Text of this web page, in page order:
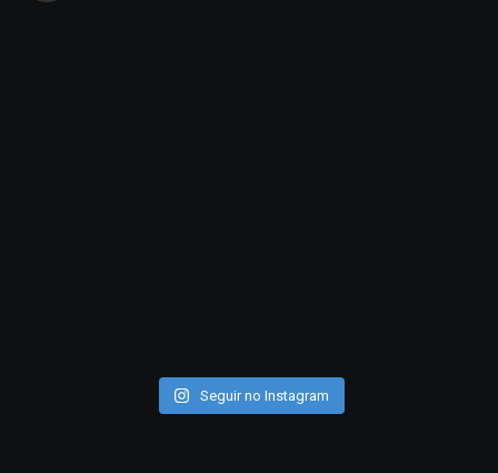
Seguir no Instagram